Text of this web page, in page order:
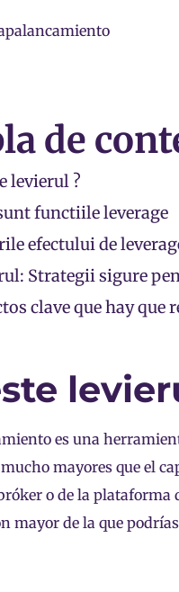
de
levierul ?
functiile leverage
efectului de
Strategii sigure
clave que hay que
es una
mayores que el
o de la plataforma
mayor de la que